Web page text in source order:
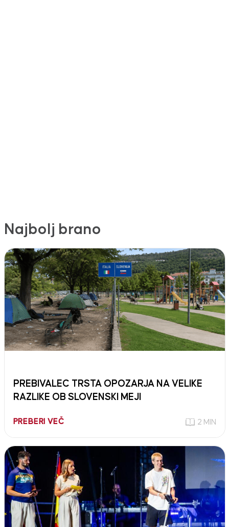
Najbolj brano
PREBIVALEC TRSTA OPOZARJA NA VELIKE
RAZLIKE OB SLOVENSKI MEJI
PREBERI VEČ 2 MIN